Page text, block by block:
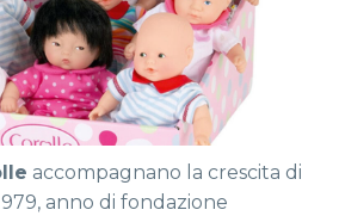
accompagnano la crescita di
anno di fondazione